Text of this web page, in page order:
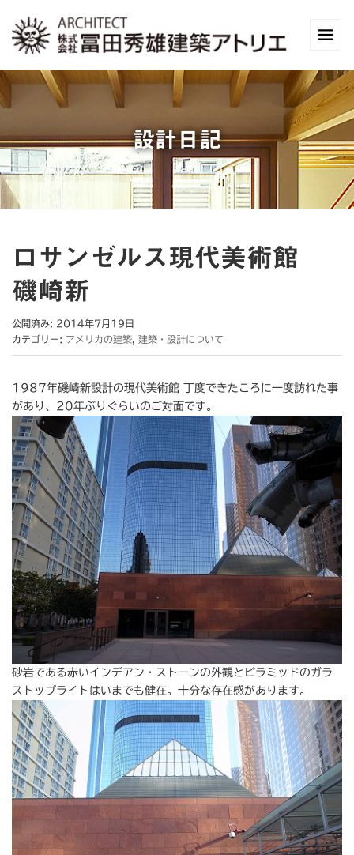
設計日記
ロサンゼルス現代美術館
磯崎新
公開済み: 2014年7月19日
カテゴリー: アメリカの建築 建築・設計について
1987年磯崎新設計の現代美術館 丁度できたころに一度訪れた事
があり、20年ぶりぐらいのご対面です。
砂岩である赤いインデアン・ストーンの外観とピラミッドのガラ
ストップライトはいまでも健在。十分な存在感があります。